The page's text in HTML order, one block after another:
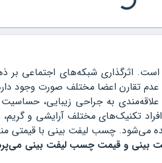
اثرگذاری شبکه‌های اجتماعی بر
اعضا مختلف صورت وجود دارد
به جراحی زیبایی،
تکنیک‌های مختلف آرایشی و
می‌شود. چسب لیفت بینی با قیمتی
بینی و قیمت چسب لیفت بینی